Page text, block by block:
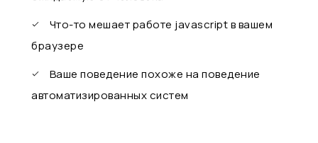
Что-то мешает работе javascript в вашем
браузере
Ваше поведение похоже на поведение
автоматизированных систем